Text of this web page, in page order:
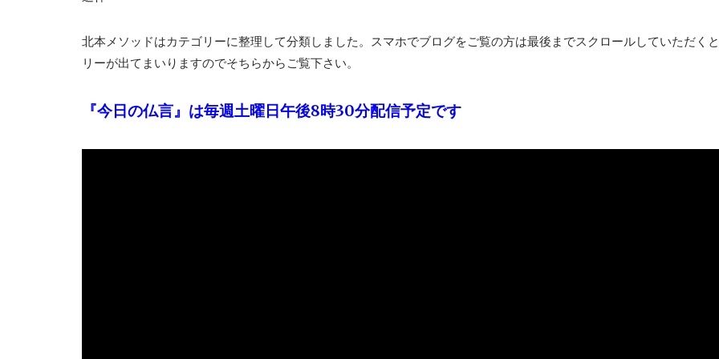
北本メソッドはカテゴリーに整理して分類しました。スマホでブログをご覧の方は最後までスクロールしていただく
リーが出てまいりますのでそちらからご覧下さい。
『今日の仏言』は毎週土曜日午後8時30分配信予定です